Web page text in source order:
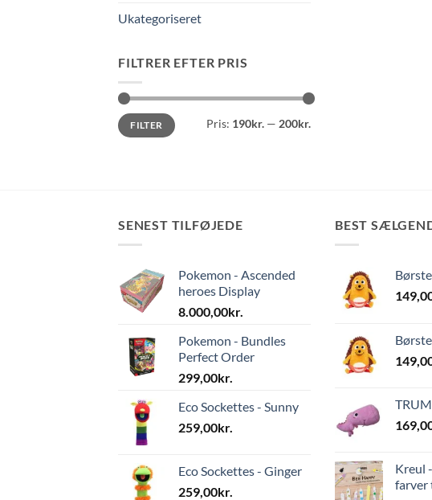
Ukategoriseret
FILTRER EFTER PRIS
Mindste
pris
Højeste
prisFILTER Pris: 190kr. — 200kr.
SENEST TILFØJEDE
Pokemon - Ascended
heroes Display
8.000,00kr.
Pokemon - Bundles
Perfect Order
299,00kr.
Eco Sockettes - Sunny
259,00kr.
Eco Sockettes - Ginger
259,00kr.
BEST
Kreul
farver